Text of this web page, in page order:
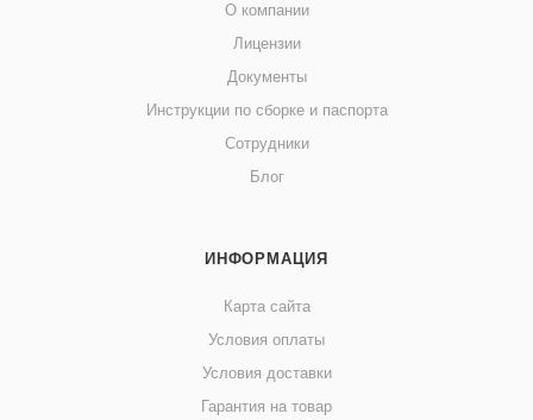
О компании
Лицензии
Документы
Инструкции по сборке и паспорта
Сотрудники
Блог
ИНФОРМАЦИЯ
Карта сайта
Условия оплаты
Условия доставки
Гарантия на товар